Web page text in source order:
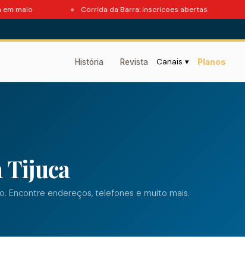
maio Corrida da Barra: inscricoes abertas
História Revista Canais ▾ Planos
Tijuca
Encontre endereços, telefones e muito mais.